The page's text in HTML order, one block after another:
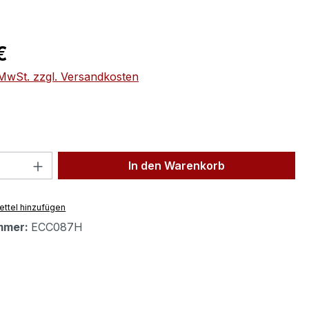
zzgl. Versandkosten
Anzahl: Gib den gewünschten Wert
In den Warenkorb
hinzufügen
ECC087H